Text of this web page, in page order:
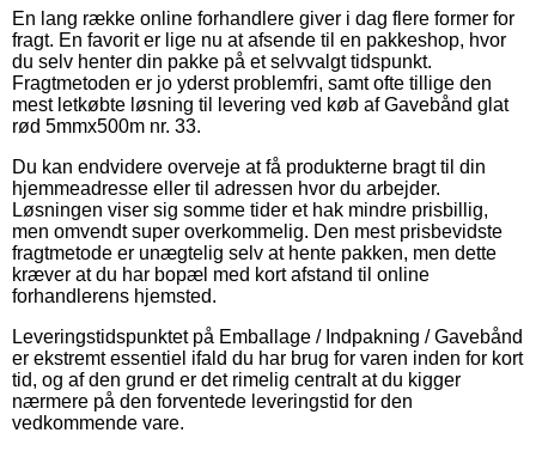
En lang række online forhandlere giver i dag flere former for
fragt. En favorit er lige nu at afsende til en pakkeshop, hvor
du selv henter din pakke på et selvvalgt tidspunkt.
Fragtmetoden er jo yderst problemfri, samt ofte tillige den
mest letkøbte løsning til levering ved køb af Gavebånd glat
rød 5mmx500m nr. 33.
Du kan endvidere overveje at få produkterne bragt til din
hjemmeadresse eller til adressen hvor du arbejder.
Løsningen viser sig somme tider et hak mindre prisbillig,
men omvendt super overkommelig. Den mest prisbevidste
fragtmetode er unægtelig selv at hente pakken, men dette
kræver at du har bopæl med kort afstand til online
forhandlerens hjemsted.
Leveringstidspunktet på Emballage / Indpakning / Gavebånd
er ekstremt essentiel ifald du har brug for varen inden for kort
tid, og af den grund er det rimelig centralt at du kigger
nærmere på den forventede leveringstid for den
vedkommende vare.